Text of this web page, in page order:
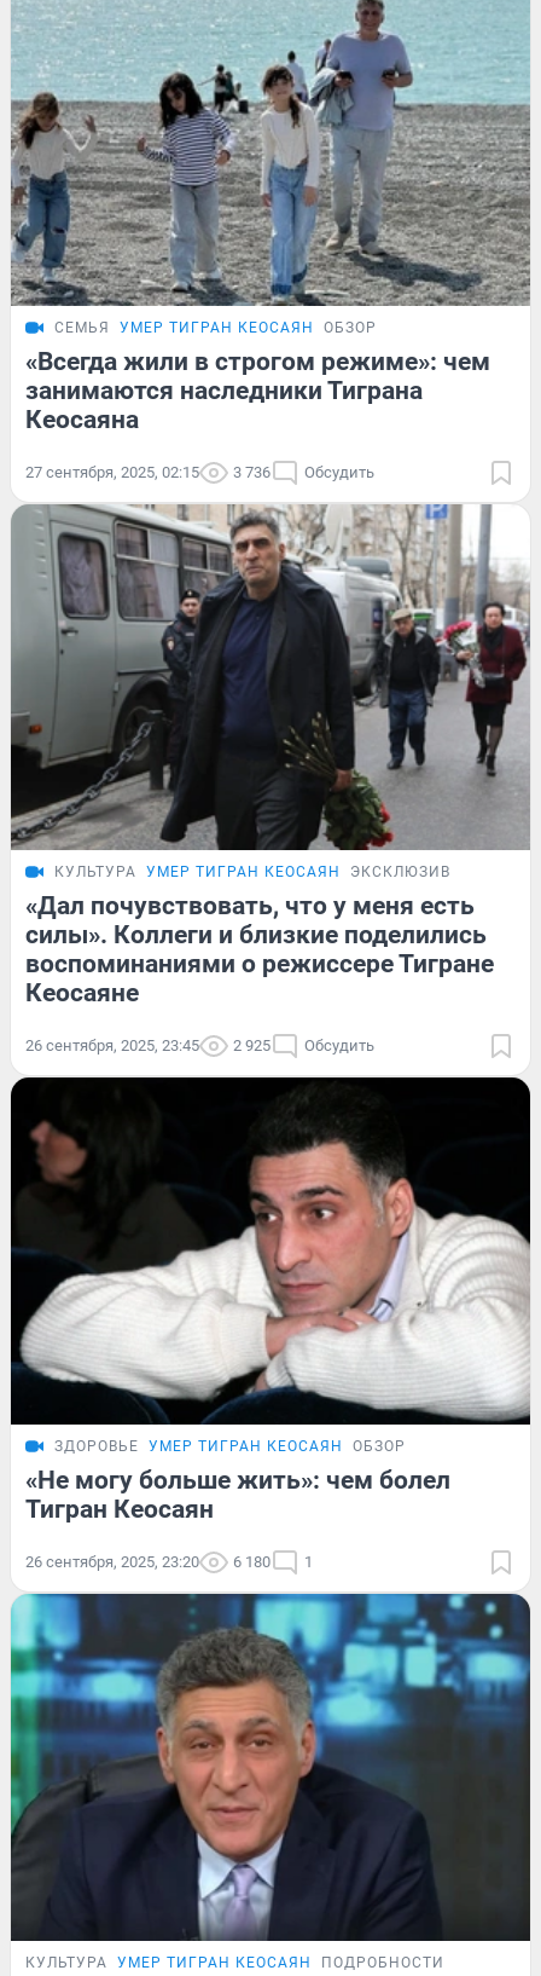
СЕМЬЯ УМЕР ТИГРАН КЕОСАЯН ОБЗОР
«Всегда жили в строгом режиме»: чем
занимаются наследники Тиграна
Кеосаяна
27 сентября, 2025, 02:15 3 736 Обсудить
КУЛЬТУРА УМЕР ТИГРАН КЕОСАЯН ЭКСКЛЮЗИВ
«Дал почувствовать, что у меня есть
силы». Коллеги и близкие поделились
воспоминаниями о режиссере Тигране
Кеосаяне
26 сентября, 2025, 23:45 2 925 Обсудить
ЗДОРОВЬЕ УМЕР ТИГРАН КЕОСАЯН ОБЗОР
«Не могу больше жить»: чем болел
Тигран Кеосаян
26 сентября, 2025, 23:20 6 180 1
КУЛЬТУРА УМЕР ТИГРАН КЕОСАЯН ПОДРОБНОСТИ